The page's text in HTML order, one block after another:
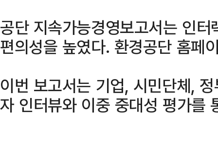
공단 지속가능경영보고서는 인
편의성을 높였다. 환경공단 홈페
이번 보고서는 기업, 시민단체,
자 인터뷰와 이중 중대성 평가를